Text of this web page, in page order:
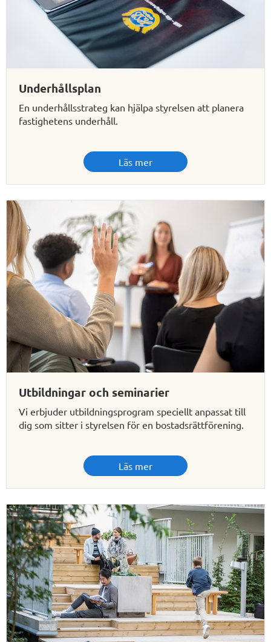
Underhållsplan
En underhållsstrateg kan hjälpa styrelsen att planera
fastighetens underhåll.
Läs mer
Utbildningar och seminarier
Vi erbjuder utbildningsprogram speciellt anpassat till
dig som sitter i styrelsen för en bostadsrättförening.
Läs mer